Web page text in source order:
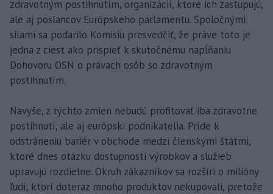
zdravotným postihnutím, organizácií, ktoré ich zastupujú,
ale aj poslancov Európskeho parlamentu. Spoločnými
silami sa podarilo Komisiu presvedčiť, že práve toto je
jedna z ciest ako prispieť k skutočnému napĺňaniu
Dohovoru OSN o právach osôb so zdravotným
postihnutím.
Navyše, z týchto zmien nebudú profitovať iba zdravotne
postihnutí, ale aj európski podnikatelia. Príde k
odstráneniu bariér v obchode medzi členskými štátmi,
ktoré dnes otázku dostupnosti výrobkov a služieb
upravujú rozdielne. Okruh zákazníkov sa rozšíri o milióny
ľudí, ktorí doteraz mnoho produktov nekupovali, pretože